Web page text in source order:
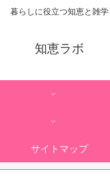
暮らしに役立つ知恵と雑学
知恵ラボ
サイトマップ